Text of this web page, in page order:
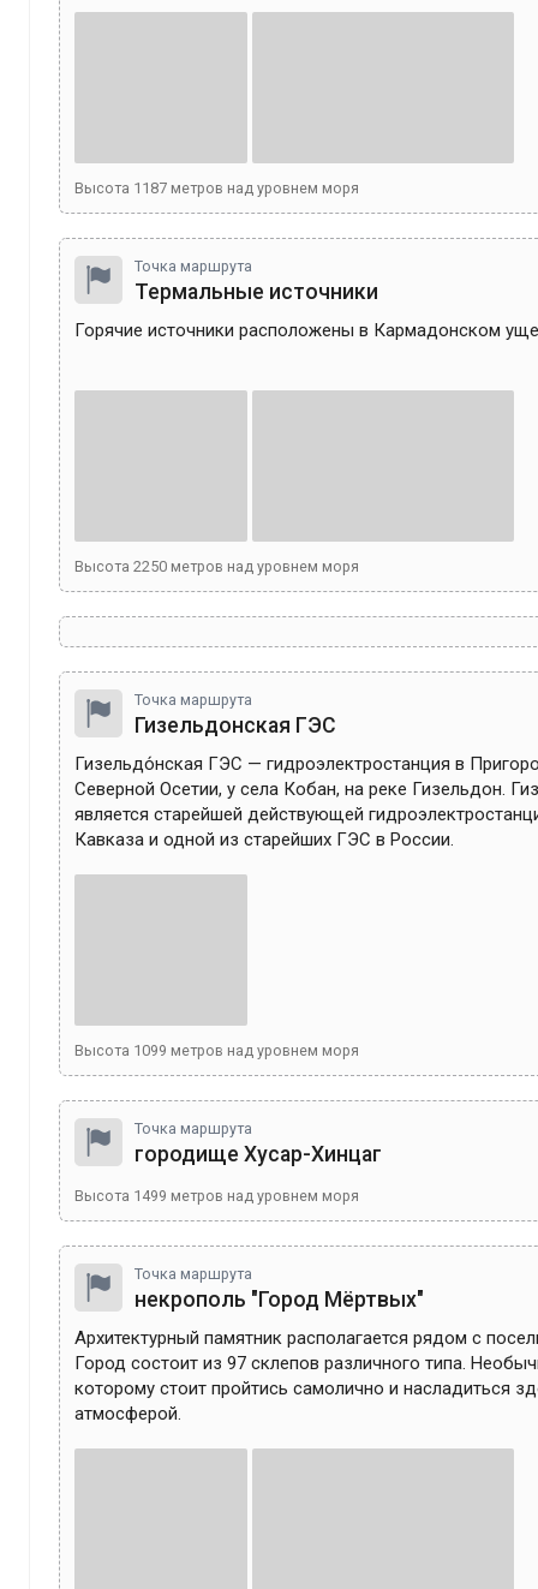
Высота 1187 метров над уровнем моря
Точка маршрута
Термальные источники
Горячие источники расположены в Кармадонском
Высота 2250 метров над уровнем моря
Точка маршрута
Гизельдонская ГЭС
Гизельдо́нская ГЭС — гидроэлектростанция в
Северной Осетии, у села Кобан, на реке Гизельдон.
является старейшей действующей
Кавказа и одной из старейших ГЭС в России.
Высота 1099 метров над уровнем моря
Точка маршрута
городище Хусар-Хинцаг
Высота 1499 метров над уровнем моря
Точка маршрута
некрополь "Город Мёртвых"
Архитектурный памятник располагается рядом с
Город состоит из 97 склепов различного типа.
которому стоит пройтись самолично и насладиться
атмосферой.